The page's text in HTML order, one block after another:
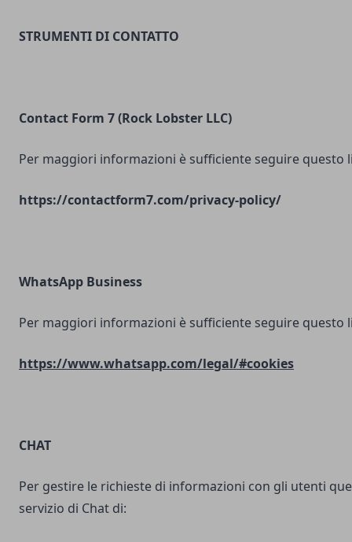
STRUMENTI DI CONTATTO
Contact Form 7 (Rock Lobster LLC)
Per maggiori informazioni è sufficiente seguire questo
https://contactform7.com/privacy-policy/
WhatsApp Business
Per maggiori informazioni è sufficiente seguire questo
https://www.whatsapp.com/legal/#cookies
CHAT
Per gestire le richieste di informazioni con gli utenti
servizio di Chat di: